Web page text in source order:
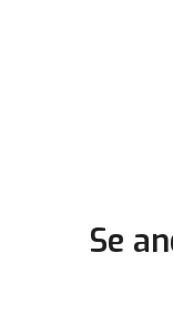
Se